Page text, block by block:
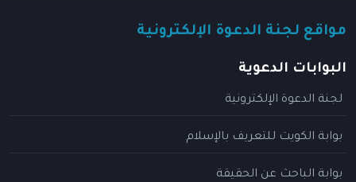
مواقع لجنة الدعوة الإلكترونية
البوابات الدعوية
لجنة الدعوة الإلكترونية
بوابة الكويت للتعريف بالإسلام
بوابة الباحث عن الحقيقة